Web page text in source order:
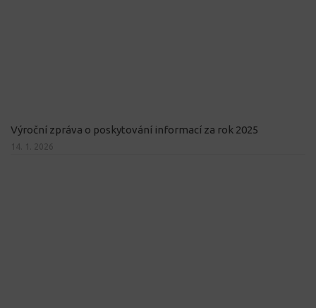
Výroční zpráva o poskytování informací za rok 2025
14. 1. 2026